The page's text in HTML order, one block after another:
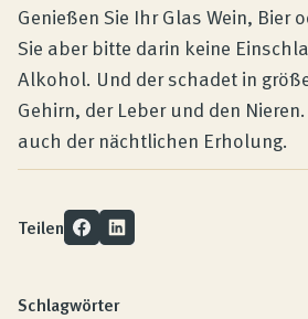
Genießen Sie Ihr Glas Wein, Bier
Sie aber bitte darin keine
Alkohol. Und der schadet in
Gehirn, der Leber und den
auch der nächtlichen Erholung.
Teilen
Schlagwörter